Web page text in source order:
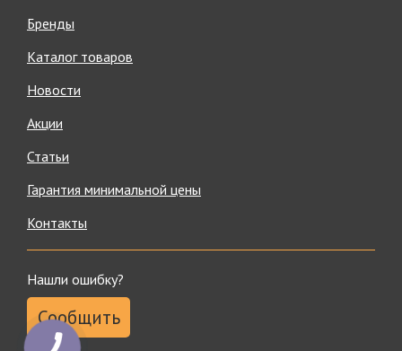
Бренды
Каталог товаров
Новости
Акции
Статьи
Гарантия минимальной цены
Контакты
Нашли ошибку?
Сообщить